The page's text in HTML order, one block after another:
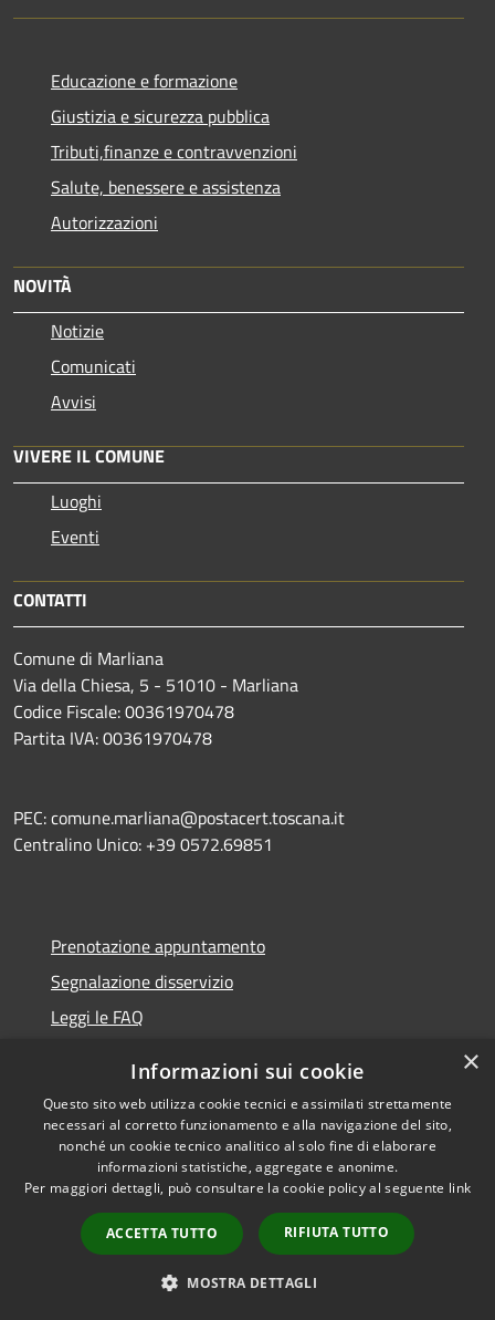
Educazione e formazione
Giustizia e sicurezza pubblica
Tributi,finanze e contravvenzioni
Salute, benessere e assistenza
Autorizzazioni
NOVITÀ
Notizie
Comunicati
Avvisi
VIVERE IL COMUNE
Luoghi
Eventi
CONTATTI
Comune di Marliana
Via della Chiesa, 5 - 51010 - Marliana
Codice Fiscale: 00361970478
Partita IVA: 00361970478
PEC: comune.marliana@postacert.toscana.it
Centralino Unico: +39 0572.69851
Prenotazione appuntamento
Segnalazione disservizio
Leggi le FAQ
Amministrazione trasparente
Informativa privacy
Note legali
×
Informazioni sui cookie
Questo sito web utilizza cookie tecnici e assimilati strettamente
necessari al corretto funzionamento e alla navigazione del sito,
nonché un cookie tecnico analitico al solo fine di elaborare
informazioni statistiche, aggregate e anonime.
Per maggiori dettagli, può consultare la cookie policy al seguente link
ACCETTA TUTTO RIFIUTA TUTTO
MOSTRA DETTAGLI